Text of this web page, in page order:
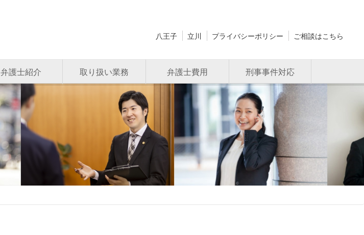
八王子 立川 プライバシーポリシー ご相談はこちら
弁護士紹介 取り扱い業務 弁護士費用 刑事事件対応